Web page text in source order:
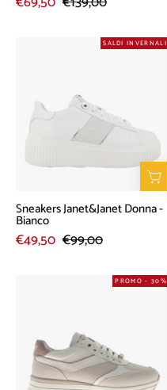
Sneakers
-
Bianco
SALDI INVERNALI
Sneakers Janet&Janet Donna -
Bianco
€49,50 €99,00
Sneakers
-
Rosa
PROMO - 30%